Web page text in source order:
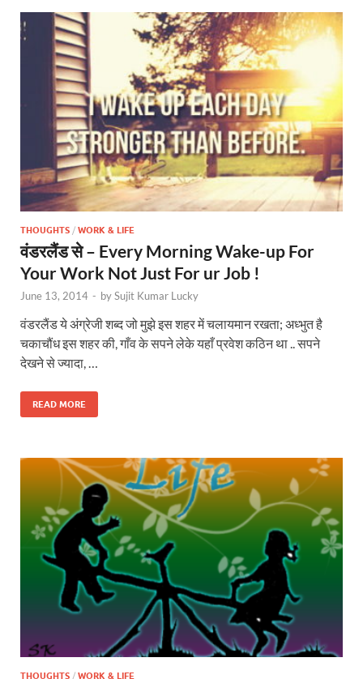
THOUGHTS / WORK & LIFE
वंडरलैंड से – Every Morning Wake-up For
Your Work Not Just For ur Job !
June 13, 2014 - bySujit Kumar Lucky
वंडरलैंड ये अंग्रेजी शब्द जो मुझे इस शहर में चलायमान रखता; अध्भुत है
चकाचौंध इस शहर की, गाँव के सपने लेके यहाँ प्रवेश कठिन था .. सपने
देखने से ज्यादा, …
READ MORE
THOUGHTS / WORK & LIFE